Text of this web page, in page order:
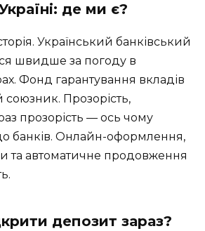
де ми є?
Український банківський
швидше за погоду в
Фонд гарантування вкладів
Прозорість,
прозорість — ось чому
банків. Онлайн-оформлення,
та автоматичне продовження
депозит зараз?